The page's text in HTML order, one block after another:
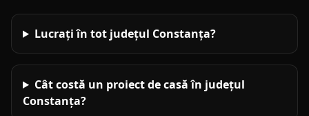
Lucrați în tot județul Constanța?
Cât costă un proiect de casă în județul
Constanța?